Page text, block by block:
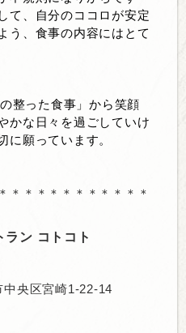
て、自分のココロが安定
う、食事の内容にはとて
整った食事」から笑顔
かな日々を過ごしていけ
に願っています。
＊＊＊＊＊＊＊＊＊＊＊
ラン コトコト
央区宮崎1-22-14